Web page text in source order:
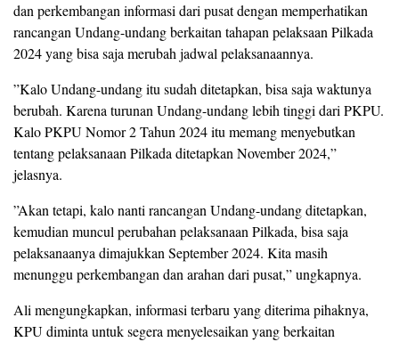
dan perkembangan informasi dari pusat dengan memperhatikan
rancangan Undang-undang berkaitan tahapan pelaksaan Pilkada
2024 yang bisa saja merubah jadwal pelaksanaannya.
”Kalo Undang-undang itu sudah ditetapkan, bisa saja waktunya
berubah. Karena turunan Undang-undang lebih tinggi dari PKPU.
Kalo PKPU Nomor 2 Tahun 2024 itu memang menyebutkan
tentang pelaksanaan Pilkada ditetapkan November 2024,”
jelasnya.
”Akan tetapi, kalo nanti rancangan Undang-undang ditetapkan,
kemudian muncul perubahan pelaksanaan Pilkada, bisa saja
pelaksanaanya dimajukkan September 2024. Kita masih
menunggu perkembangan dan arahan dari pusat,” ungkapnya.
Ali mengungkapkan, informasi terbaru yang diterima pihaknya,
KPU diminta untuk segera menyelesaikan yang berkaitan